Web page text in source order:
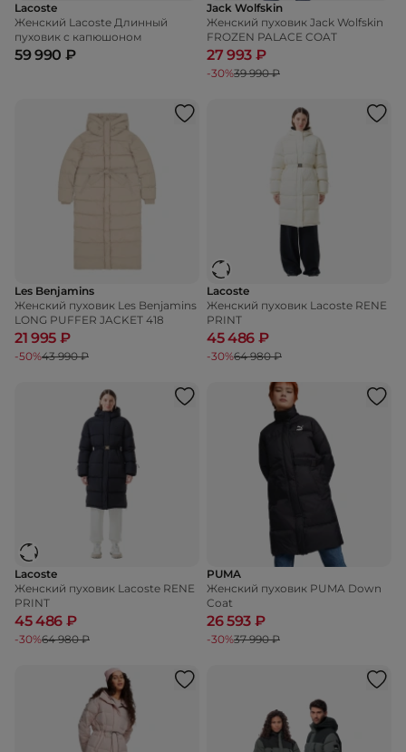
Lacoste
Женский Lacoste Длинный
пуховик с капюшоном
59 990 ₽
Jack Wolfskin
Женский пуховик Jack Wolfskin
FROZEN PALACE COAT
27 993 ₽
-30%39 990 ₽
Les Benjamins
Женский пуховик Les Benjamins
LONG PUFFER JACKET 418
21 995 ₽
-50%43 990 ₽
Lacoste
Женский пуховик Lacoste RENE
PRINT
45 486 ₽
-30%64 980 ₽
Lacoste
Женский пуховик Lacoste RENE
PRINT
45 486 ₽
-30%64 980 ₽
PUMA
Женский пуховик PUMA Down
Coat
26 593 ₽
-30%37 990 ₽